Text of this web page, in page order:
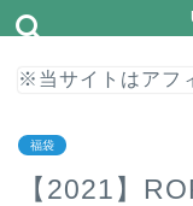
※当サイトはアフ
福袋
【2021】